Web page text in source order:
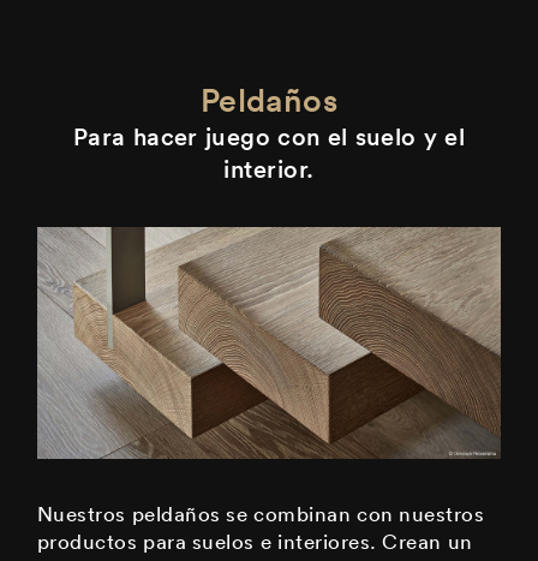
Peldaños
Para hacer juego con el suelo y el
interior.
Nuestros peldaños se combinan con nuestros
productos para suelos e interiores. Crean un